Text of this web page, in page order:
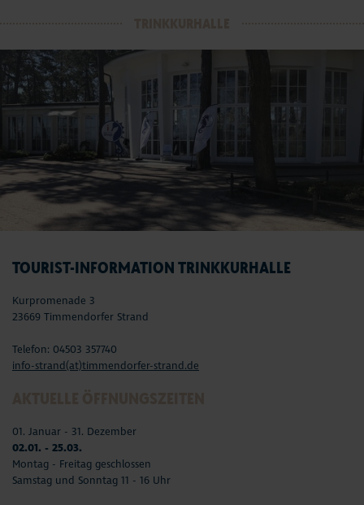
TOURIST-INFORMATION TRINKKURHALLE
Kurpromenade 3
23669 Timmendorfer Strand
Telefon: 04503 357740
info-strand(at)timmendorfer-strand.de
01. Januar - 31. Dezember
02.01. - 25.03.
Montag - Freitag geschlossen
Samstag und Sonntag 11 - 16 Uhr